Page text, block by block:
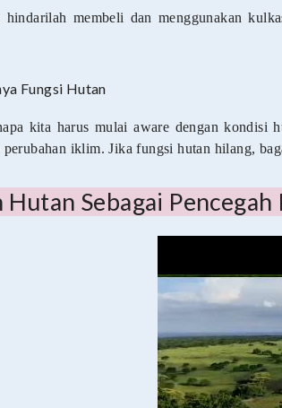
membeli dan menggunakan
Fungsi Hutan
kita harus mulai aware dengan kondisi
iklim. Jika fungsi hutan hilang,
Hutan Sebagai